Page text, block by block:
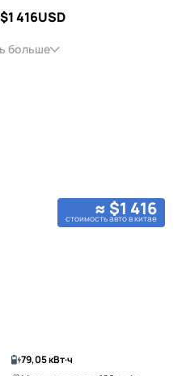
416USD
больше
≈ $1 416
стоимость авто в китае
79,05 кВт·ч